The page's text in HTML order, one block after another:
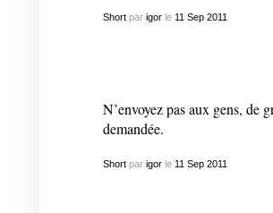
Shortpar igorle 11 Sep 2011
N’envoyez pas aux gens, de
demandée.
Shortpar igorle 11 Sep 2011